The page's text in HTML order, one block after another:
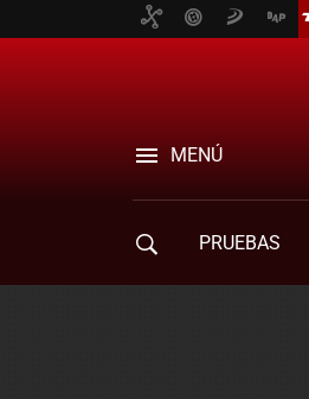
MENÚ
PRUEBAS